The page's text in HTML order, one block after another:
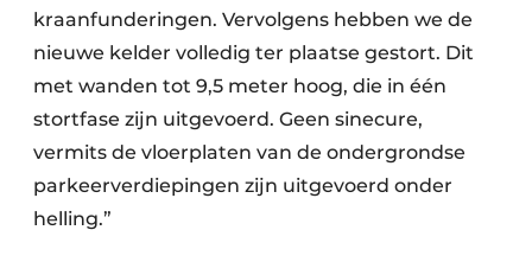
kraanfunderingen. Vervolgens hebben we de
nieuwe kelder volledig ter plaatse gestort. Dit
met wanden tot 9,5 meter hoog, die in één
stortfase zijn uitgevoerd. Geen sinecure,
vermits de vloerplaten van de ondergrondse
parkeerverdiepingen zijn uitgevoerd onder
helling.”